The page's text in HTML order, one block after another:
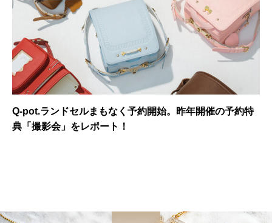
Q-pot.ランドセルまもなく予約開始。昨年開催の予約特
典「撮影会」をレポート！